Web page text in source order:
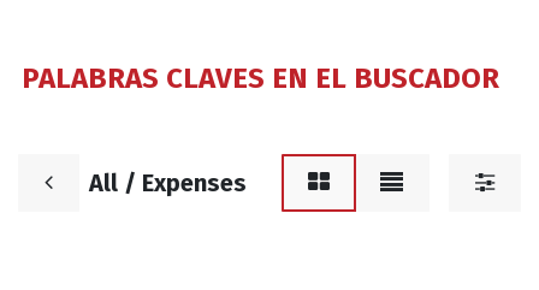
PALABRAS CLAVES EN EL BUSCADOR
All / Expenses